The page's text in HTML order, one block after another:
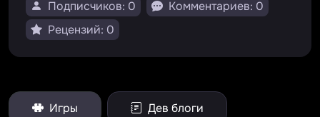
Подписчиков: 0
Комментариев: 0
Рецензий: 0
Игры Дев блоги